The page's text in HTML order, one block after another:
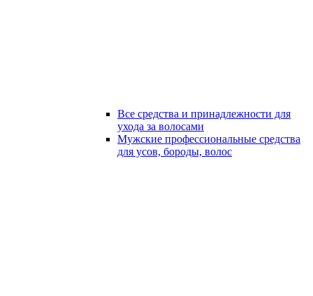
Все средства и принадлежности для
ухода за волосами
Мужские профессиональные средства
для усов, бороды, волос